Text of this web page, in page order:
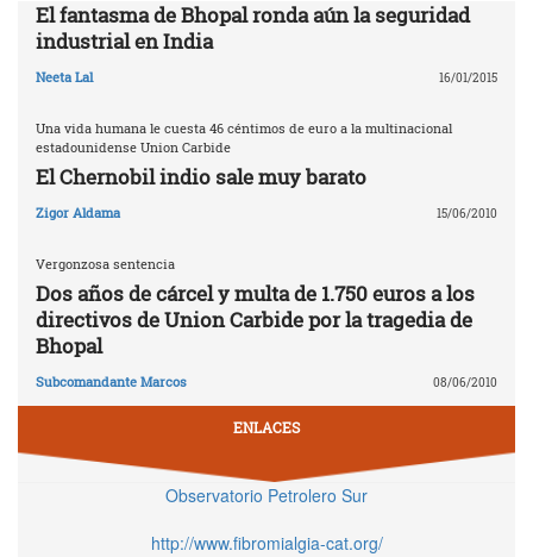
El fantasma de Bhopal ronda aún la seguridad
industrial en India
Neeta Lal 16/01/2015
Una vida humana le cuesta 46 céntimos de euro a la multinacional
estadounidense Union Carbide
El Chernobil indio sale muy barato
Zigor Aldama 15/06/2010
Vergonzosa sentencia
Dos años de cárcel y multa de 1.750 euros a los
directivos de Union Carbide por la tragedia de
Bhopal
Subcomandante Marcos 08/06/2010
ENLACES
Observatorio Petrolero Sur
http://www.fibromialgia-cat.org/